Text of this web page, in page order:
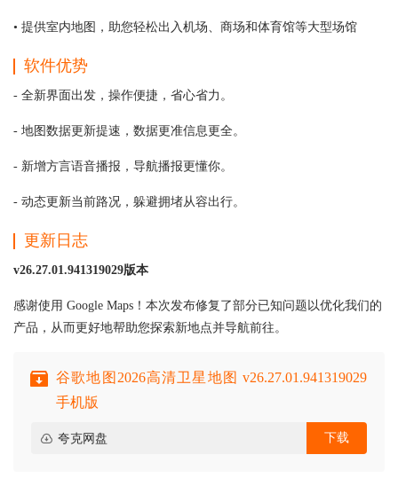
• 提供室内地图，助您轻松出入机场、商场和体育馆等大型场馆
软件优势
- 全新界面出发，操作便捷，省心省力。
- 地图数据更新提速，数据更准信息更全。
- 新增方言语音播报，导航播报更懂你。
- 动态更新当前路况，躲避拥堵从容出行。
更新日志
v26.27.01.941319029版本
感谢使用 Google Maps！本次发布修复了部分已知问题以优化我们的
产品，从而更好地帮助您探索新地点并导航前往。
谷歌地图2026高清卫星地图 v26.27.01.941319029
手机版
夸克网盘 下载